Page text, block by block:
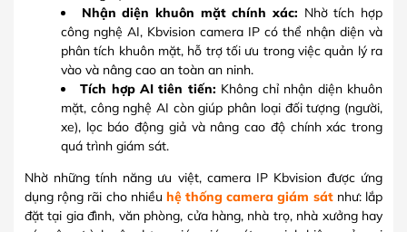
Nhận diện khuôn mặt chính xác: Nhờ tích hợp
công nghệ AI, Kbvision camera IP có thể nhận diện và
phân tích khuôn mặt, hỗ trợ tối ưu trong việc quản lý ra
vào và nâng cao an toàn an ninh.
Tích hợp AI tiên tiến: Không chỉ nhận diện khuôn
mặt, công nghệ AI còn giúp phân loại đối tượng (người,
xe), lọc báo động giả và nâng cao độ chính xác trong
quá trình giám sát.
Nhờ những tính năng ưu việt, camera IP Kbvision được ứng
dụng rộng rãi cho nhiều hệ thống camera giám sátnhư: lắp
đặt tại gia đình, văn phòng, cửa hàng, nhà trọ, nhà xưởng hay